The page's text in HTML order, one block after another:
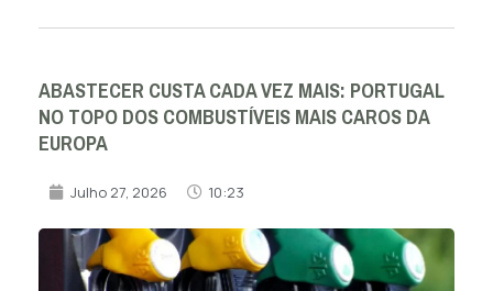
ABASTECER CUSTA CADA VEZ MAIS: PORTUGAL
NO TOPO DOS COMBUSTÍVEIS MAIS CAROS DA
EUROPA
Julho 27, 2026 10:23